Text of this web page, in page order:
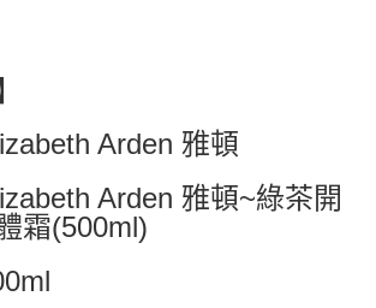
Arden 雅頓
Arden 雅頓~綠茶開
霜(500ml)